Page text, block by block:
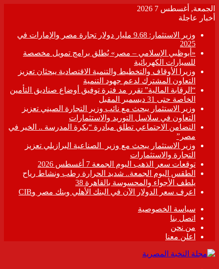
الجمعة, أغسطس 7 2026
أخبار عاجلة
وزير الاستثمار: 9.68 مليار دولار تجارة مصر والإمارات في
2025
«أبوظبي الإسلامي – مصر» يُطلق برامج تمويل مخصصة
للسيارات الكهربائية
وزيرا الأوقاف والتخطيط والتنمية الاقتصادية يبحثان تعزيز
التعاون المشترك لدعم جهود التنمية
“الرقابة المالية” تقرر مد فترة توفيق أوضاع صناديق التأمين
الخاصة حتى 31 ديسمبر المقبل
وزير الاستثمار يبحث مع نائب وزير التجارة الصيني تعزيز
التعاون في سلاسل التوريد والاستثمارات
التضامن الاجتماعي تطلق مبادرة “بكرة المدرسة .. الخير في
مصر”
وزير الاستثمار يبحث مع وزير الصناعية البرازيلي تعزيز
التجارة والاستثمارات
توقعات سعر الذهب اليوم الجمعة 7 أغسطس 2026
الطقس اليوم الجمعة.. شديد الحرارة رطب ونشاط رياح
يلطف الأجواء والمحسوسة بالقاهرة 38
اعرف سعر الدولار الآن في البنك الأهلي وبنك مصر وCIB
سياسة الخصوصية
اتصل بنا
من نحن
اعلن معنا